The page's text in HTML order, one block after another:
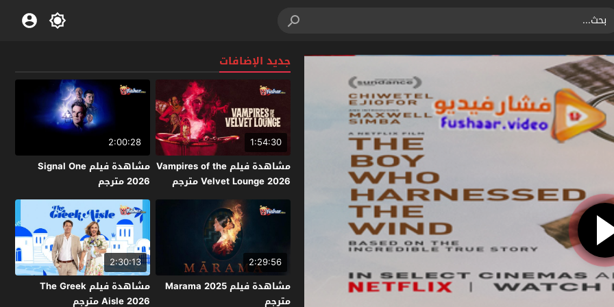
جديد الإضافات
1:54:30
مشاهدة فيلم Vampires of the
Velvet Lounge 2026 مترجم
2:00:28
مشاهدة فيلم Signal One
2026 مترجم
2:29:56
مشاهدة فيلم Marama 2025
مترجم
2:30:13
مشاهدة فيلم The Greek
Aisle 2026 مترجم